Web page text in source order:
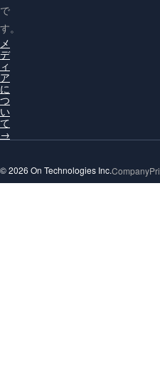
で
す。
メ
デ
ィ
ア
に
つ
い
て
→
© 2026 On Technologies Inc.Company